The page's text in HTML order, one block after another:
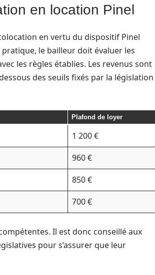
en location Pinel
en vertu du dispositif Pinel
le bailleur doit évaluer les
les règles établies. Les revenus sont
des seuils fixés par la législation
Plafond de loyer
1 200 €
960 €
850 €
700 €
Il est donc conseillé aux
pour s’assurer que leur